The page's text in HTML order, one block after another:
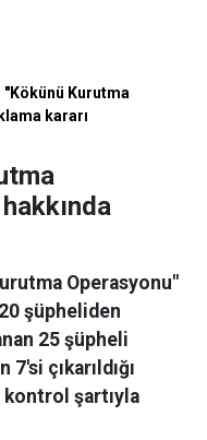
"Kökünü Kurutma
kararı
Operasyonu"
şüpheliden
25 şüpheli
çıkarıldığı
kontrol şartıyla